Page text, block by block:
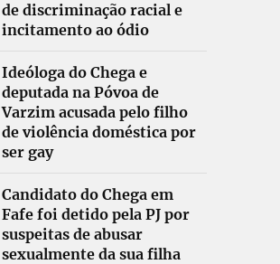
de discriminação racial e
incitamento ao ódio
Ideóloga do Chega e
deputada na Póvoa de
Varzim acusada pelo filho
de violência doméstica por
ser gay
Candidato do Chega em
Fafe foi detido pela PJ por
suspeitas de abusar
sexualmente da sua filha